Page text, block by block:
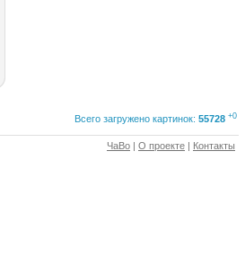
Всего загружено картинок: 55728 +0
ЧаВо | О проекте | Контакты